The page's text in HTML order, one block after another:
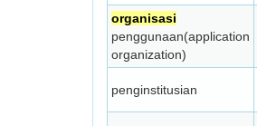
organisasi
penggunaan(application
organization)
penginstitusian